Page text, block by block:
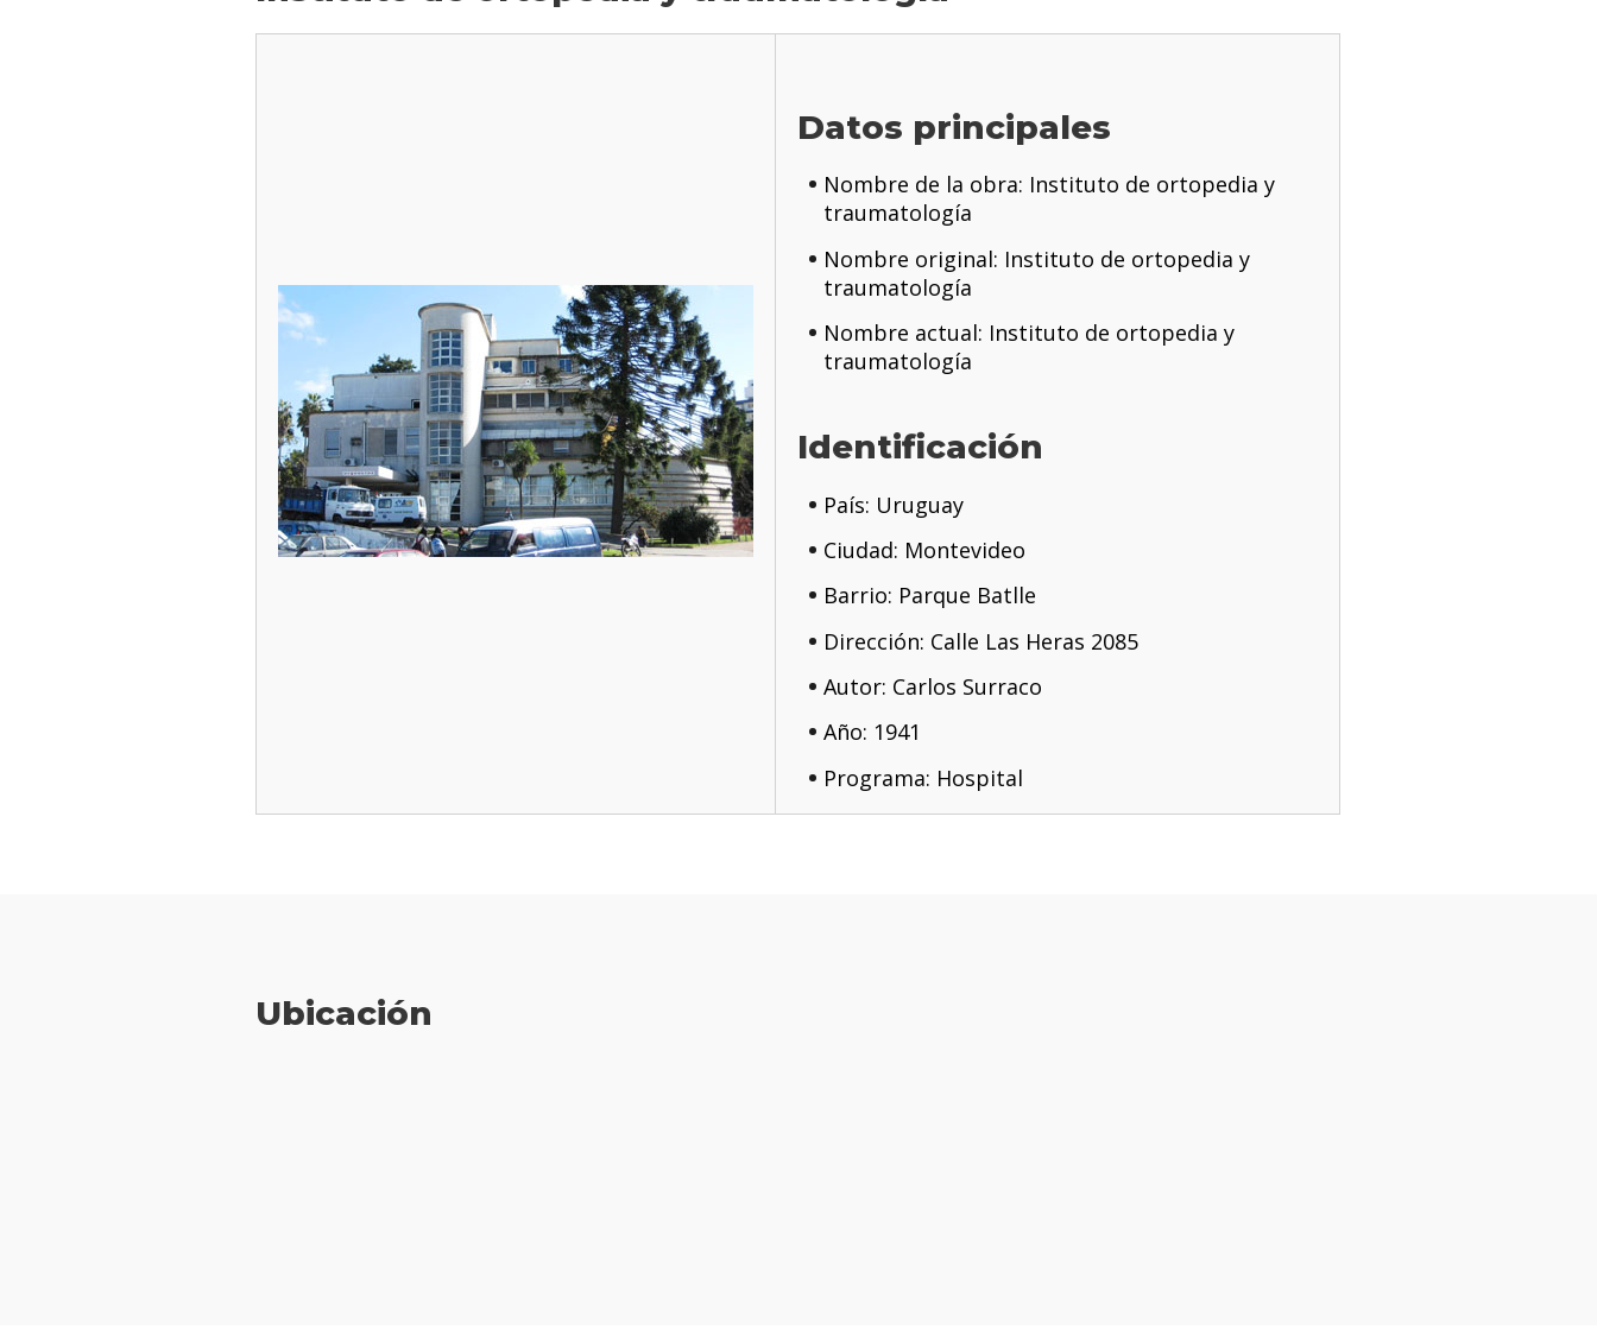
Datos principales
Nombre de la obra: Instituto de ortopedia y
traumatología
Nombre original: Instituto de ortopedia y
traumatología
Nombre actual: Instituto de ortopedia y
traumatología
Identificación
País: Uruguay
Ciudad: Montevideo
Barrio: Parque Batlle
Dirección: Calle Las Heras 2085
Autor: Carlos Surraco
Año: 1941
Programa: Hospital
Ubicación